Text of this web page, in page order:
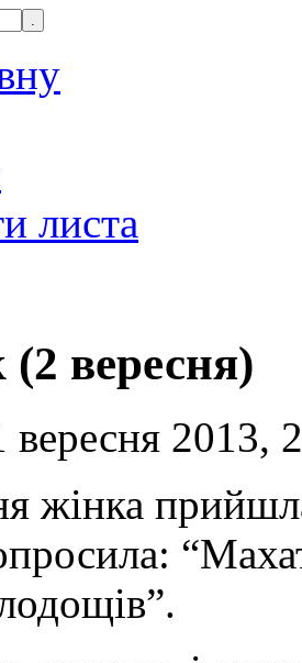
листа
вересня)
вересня 2013,
жінка